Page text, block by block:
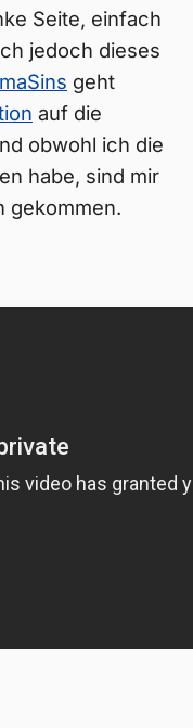
Seite, einfach
jedoch dieses
geht
auf die
obwohl ich die
habe, sind mir
gekommen.